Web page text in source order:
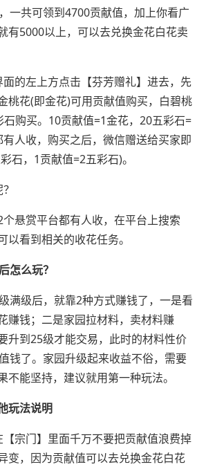
一共可领到4700贡献值，加上你看广
有5000以上，可以去兑换金花白花卖
的左上方点击【芬芳赠礼】进去，先
桃花(即金花)可用贡献值购买，白碧桃
石购买。10贡献值=1金花，20五彩石=
人收，购买之后，微信赠送给买家即
石，1贡献值=2五彩石)。
个悬赏平台都有人收，在平台上搜索
以看到相关的收花任务。
怎么玩？
满级后，就靠2种方式赚钱了，一是看
赚钱；二是家园拉材料，卖材料赚
升到25级才能交易，此时的材料性价
钱了。家园升级起来收益不俗，需要
不能坚持，建议就用第一种玩法。
玩法说明
宗门】里面千万不要把贡献值浪费掉
变，因为贡献值可以去兑换金花白花